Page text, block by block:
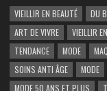
VIEILLIR EN BEAUTÉ DU
ART DE VIVRE
VIEILLIR
TENDANCE
MODE
SOINS ANTI ÂGE
MODE
MODE 50 ANS ET PLUS